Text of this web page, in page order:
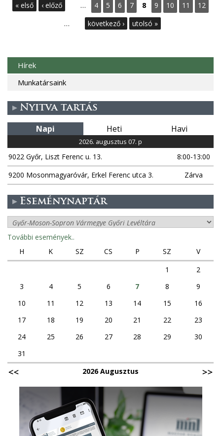
a
a
k
« első ‹ előző … 4 5 6 7 8 9 10 11
12
…
következő › utolsó »
Hírek
Munkatársaink
Nyitva tartás
Napi Heti Havi
2026. augusztus 07. p
9022 Győr, Liszt Ferenc u. 13.
8:00-13:00
9200 Mosonmagyaróvár, Erkel Ferenc utca 3.
Zárva
Eseménynaptár
További események..
H
K SZ CS P SZ
V
1
2
3
4 5 6 7 8
9
10
11 12 13 14 15
16
17
18 19 20 21 22
23
24
25 26 27 28 29
30
31
2026 Augusztus